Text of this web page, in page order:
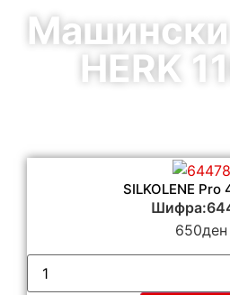
HERK
SILKOLENE Pro
650ден